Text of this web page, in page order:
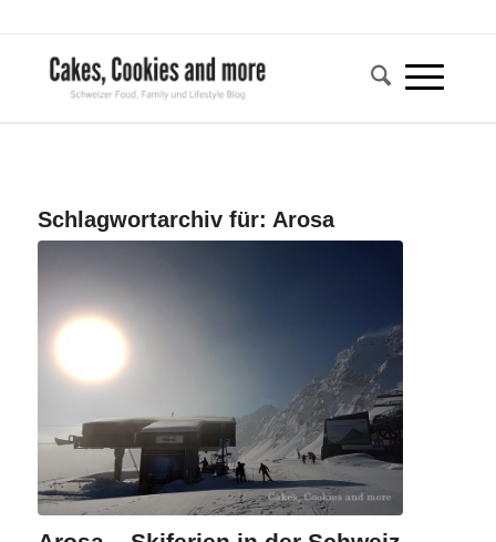
Schlagwortarchiv für: Arosa